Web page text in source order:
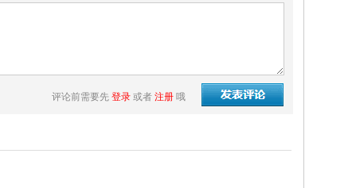
评论前需要先 登录 或者 注册 哦